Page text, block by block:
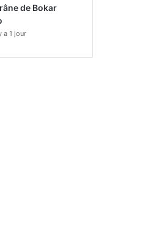
de Bokar
a 1 jour